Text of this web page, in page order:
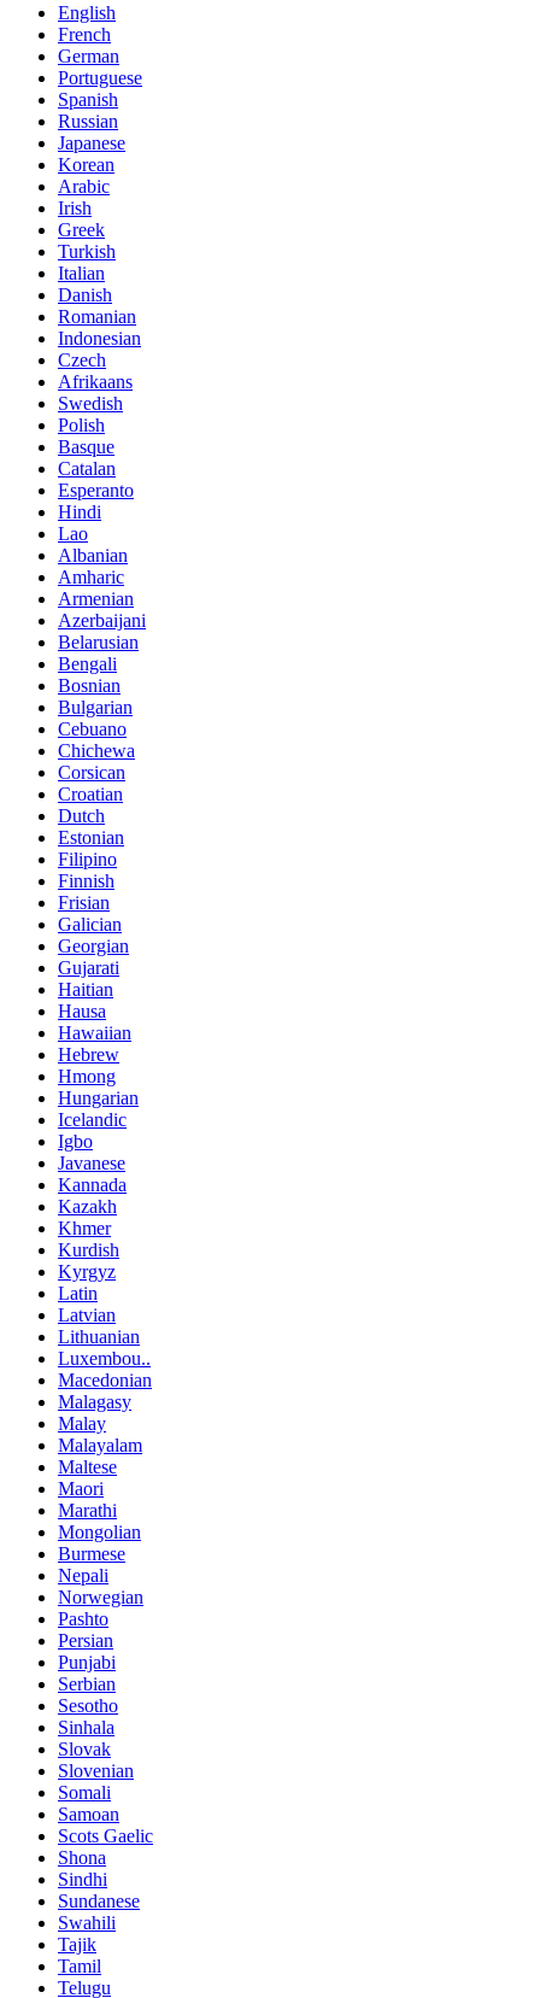
English
French
German
Portuguese
Spanish
Russian
Japanese
Korean
Arabic
Irish
Greek
Turkish
Italian
Danish
Romanian
Indonesian
Czech
Afrikaans
Swedish
Polish
Basque
Catalan
Esperanto
Hindi
Lao
Albanian
Amharic
Armenian
Azerbaijani
Belarusian
Bengali
Bosnian
Bulgarian
Cebuano
Chichewa
Corsican
Croatian
Dutch
Estonian
Filipino
Finnish
Frisian
Galician
Georgian
Gujarati
Haitian
Hausa
Hawaiian
Hebrew
Hmong
Hungarian
Icelandic
Igbo
Javanese
Kannada
Kazakh
Khmer
Kurdish
Kyrgyz
Latin
Latvian
Lithuanian
Luxembou..
Macedonian
Malagasy
Malay
Malayalam
Maltese
Maori
Marathi
Mongolian
Burmese
Nepali
Norwegian
Pashto
Persian
Punjabi
Serbian
Sesotho
Sinhala
Slovak
Slovenian
Somali
Samoan
Scots Gaelic
Shona
Sindhi
Sundanese
Swahili
Tajik
Tamil
Telugu